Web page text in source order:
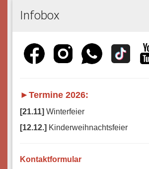
Infobox
►Termine 2026:
[21.11] Winterfeier
[12.12.] Kinderweihnachtsfeier
Kontaktformular